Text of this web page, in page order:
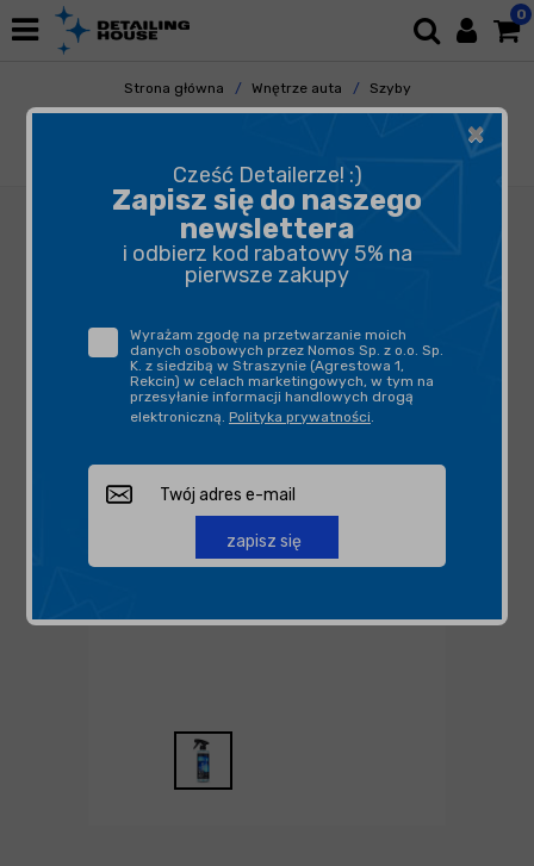
0
Strona główna Wnętrze auta
Szyby
Mycie Szyb
×
Cześć Detailerze! :)
Zapisz się do naszego
newslettera
i odbierz kod rabatowy 5% na
pierwsze zakupy
Wyrażam zgodę na przetwarzanie moich
danych osobowych przez Nomos Sp. z o.o. Sp.
K. z siedzibą w Straszynie (Agrestowa 1,
Rekcin) w celach marketingowych, w tym na
przesyłanie informacji handlowych drogą
elektroniczną. Polityka prywatności.
zapisz się